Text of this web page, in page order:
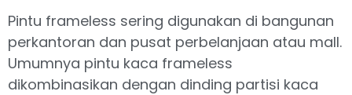
Pintu frameless sering digunakan di bangunan
perkantoran dan pusat perbelanjaan atau mall.
Umumnya pintu kaca frameless
dikombinasikan dengan dinding partisi kaca